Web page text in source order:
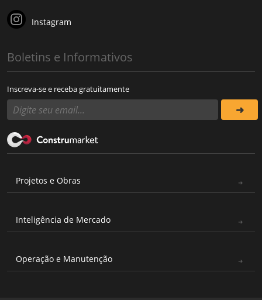
Instagram
Boletins e Informativos
Inscreva-se e receba gratuitamente
Projetos e Obras
Inteligência de Mercado
Operação e Manutenção